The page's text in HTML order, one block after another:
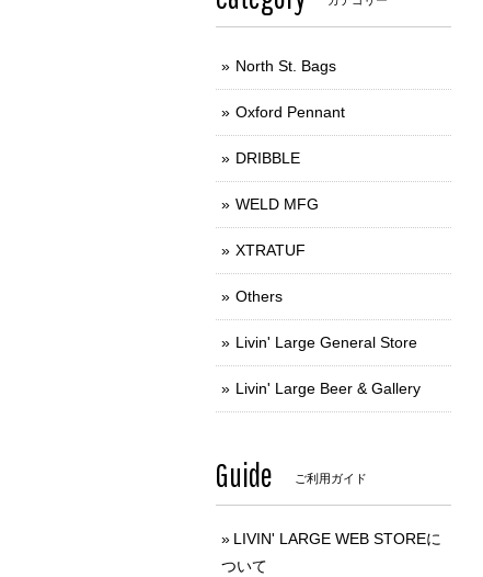
North St. Bags
Oxford Pennant
DRIBBLE
WELD MFG
XTRATUF
Others
Livin' Large General Store
Livin' Large Beer & Gallery
Guide ご利用ガイド
LIVIN' LARGE WEB STOREに
ついて